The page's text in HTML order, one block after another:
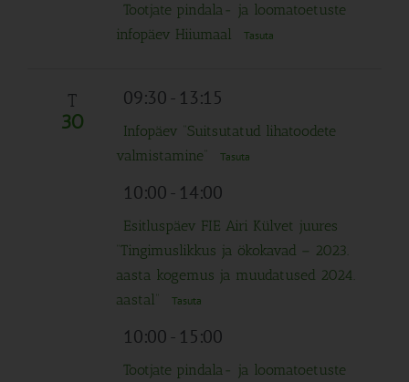
Tootjate pindala- ja loomatoetuste
infopäev Hiiumaal
Tasuta
T
30
09:30- 13:15
Infopäev “Suitsutatud lihatoodete
valmistamine”
Tasuta
10:00- 14:00
Esitluspäev FIE Airi Külvet juures
“Tingimuslikkus ja ökokavad – 2023.
aasta kogemus ja muudatused 2024.
aastal”
Tasuta
10:00- 15:00
Tootjate pindala- ja loomatoetuste